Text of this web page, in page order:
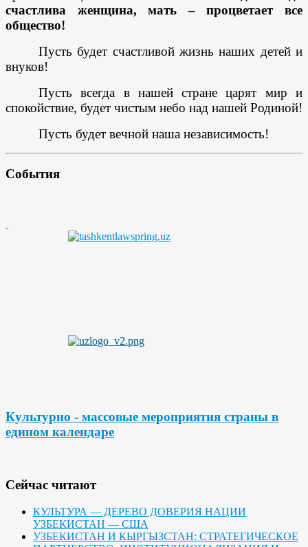
счастлива женщина, мать – процветает все
общество!
Пусть будет счастливой жизнь наших детей и
внуков!
Пусть всегда в нашей стране царят мир и
спокойствие, будет чистым небо над нашей Родиной!
Пусть будет вечной наша независимость!
События
Культурно - массовые мероприятия страны в
едином календаре
Cейчас читают
КУЛЬТУРА — ДЕРЕВО ДОВЕРИЯ НАЦИИ
УЗБЕКИСТАН — США
УЗБЕКИСТАН И КЫРГЫЗСТАН: СТРАТЕГИЧЕСКОЕ